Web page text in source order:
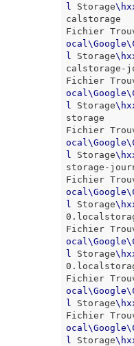
l
Storage\
calstorage
Fichier
ocal \Google\
l
Storage\
calstorage-
Fichier
ocal \Google\
l
Storage\
storage
Fichier
ocal \Google\
l
Storage\
storage-
Fichier
ocal \Google\
l
Storage\
Fichier
ocal \Google\
l
Storage\
Fichier
ocal \Google\
l
Storage\
Fichier
ocal \Google\
l
Storage\